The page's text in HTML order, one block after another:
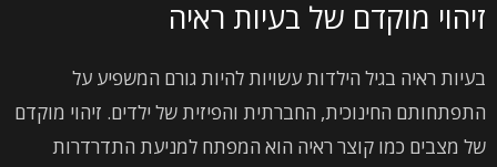
זיהוי מוקדם של בעיות ראיה
בעיות ראיה בגיל הילדות עשויות להיות גורם המשפיע על
התפתחותם החינוכית, החברתית והפיזית של ילדים. זיהוי מוקדם
של מצבים כמו קוצר ראיה הוא המפתח למניעת התדרדרות